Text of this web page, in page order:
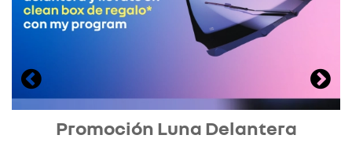
Promoción Luna Delantera